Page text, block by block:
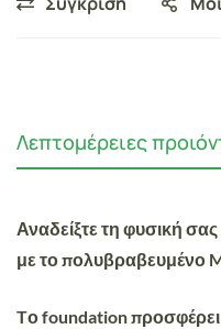
Λεπτομέρειες
Αναδείξτε τη φυσική
με το πολυβραβευμένο
Tο foundation προσφέρει